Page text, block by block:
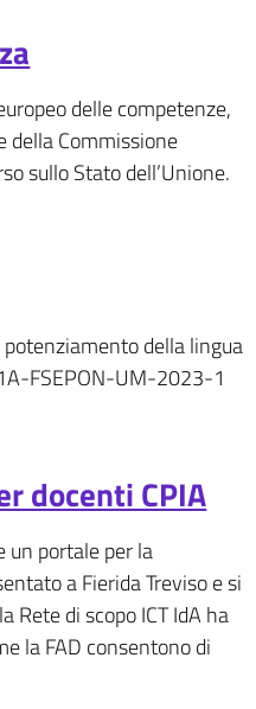
delle competenze,
della Commissione
sullo Stato dell’Unione.
della lingua
FSEPON-UM-2023-1
docenti CPIA
un portale per la
a Fierida Treviso e si
Rete di scopo ICT IdA ha
la FAD consentono di